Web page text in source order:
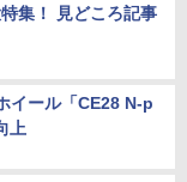
集！ 見どころ記事
イール「CE28 N-p
上